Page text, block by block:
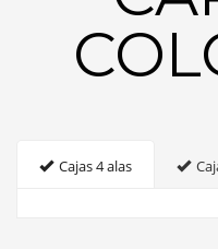
Cajas 4 alas